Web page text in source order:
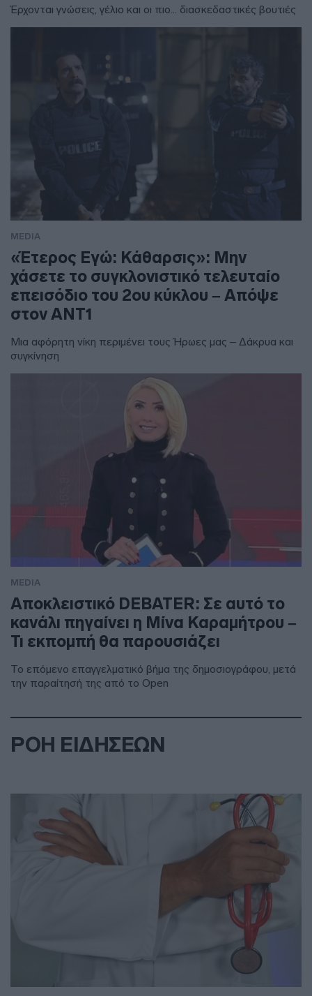
Έρχονται γνώσεις, γέλιο και οι πιο... διασκεδαστικές βουτιές
MEDIA
«Έτερος Εγώ: Κάθαρσις»: Μην
χάσετε το συγκλονιστικό τελευταίο
επεισόδιο του 2ου κύκλου – Απόψε
στον ΑΝΤ1
Μια αφόρητη νίκη περιμένει τους Ήρωες μας – Δάκρυα και
συγκίνηση
MEDIA
Αποκλειστικό DEBATER: Σε αυτό το
κανάλι πηγαίνει η Μίνα Καραμήτρου –
Τι εκπομπή θα παρουσιάζει
Το επόμενο επαγγελματικό βήμα της δημοσιογράφου, μετά
την παραίτησή της από το Open
ΡΟΗ ΕΙΔΗΣΕΩΝ